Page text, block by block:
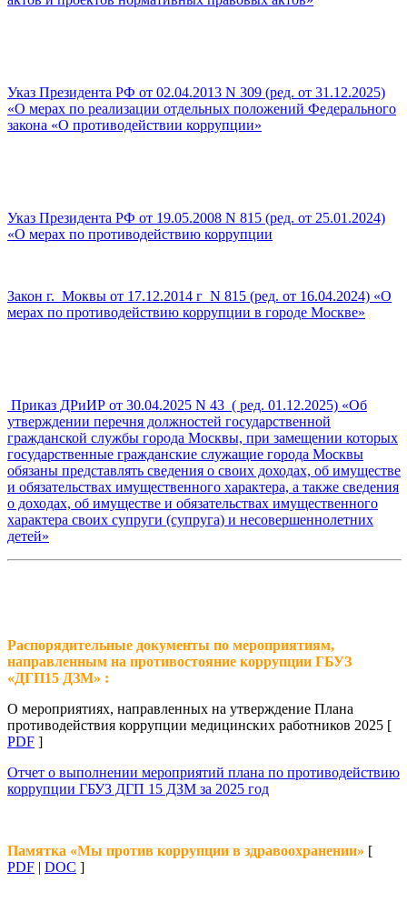
Указ Президента РФ от 02.04.2013 N 309 (ред. от 31.12.2025)
«О мерах по реализации отдельных положений Федерального
закона «О противодействии коррупции»
Указ Президента РФ от 19.05.2008 N 815 (ред. от 25.01.2024)
«О мерах по противодействию коррупции
Закон г. Моквы от 17.12.2014 г N 815 (ред. от 16.04.2024) «О
мерах по противодействию коррупции в городе Москве»
Приказ ДРиИР от 30.04.2025 N 43 ( ред. 01.12.2025) «Об
утверждении перечня должностей государственной
гражданской службы города Москвы, при замещении которых
государственные гражданские служащие города Москвы
обязаны представлять сведения о своих доходах, об имуществе
и обязательствах имущественного характера, а также сведения
о доходах, об имуществе и обязательствах имущественного
характера своих супруги (супруга) и несовершеннолетних
детей»
Распорядительные документы по мероприятиям,
направленным на противостояние коррупции ГБУЗ
«ДГП15 ДЗМ» :
О мероприятиях, направленных на утверждение Плана
противодействия коррупции медицинских работников 2025 [
PDF ]
Отчет о выполнении мероприятий плана по противодействию
коррупции ГБУЗ ДГП 15 ДЗМ за 2025 год
Памятка «Мы против коррупции в здравоохранении» [
PDF | DOC ]